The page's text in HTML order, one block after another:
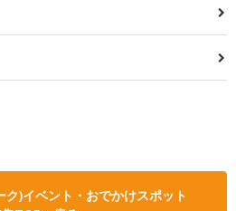
ク)イベント・おでかけスポット